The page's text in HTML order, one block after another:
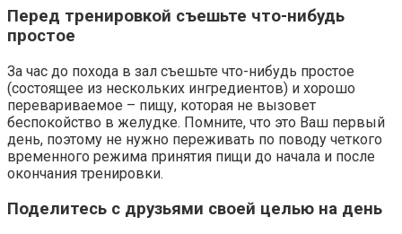
Перед тренировкой съешьте что-нибудь
простое
За час до похода в зал съешьте что-нибудь простое
(состоящее из нескольких ингредиентов) и хорошо
перевариваемое – пищу, которая не вызовет
беспокойство в желудке. Помните, что это Ваш первый
день, поэтому не нужно переживать по поводу четкого
временного режима принятия пищи до начала и после
окончания тренировки.
Поделитесь с друзьями своей целью на день